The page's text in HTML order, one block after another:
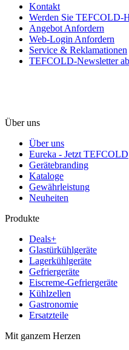
Kontakt
Werden Sie TEFCOLD-
Angebot Anfordern
Web-Login Anfordern
Service & Reklamationen
TEFCOLD-Newsletter
Über uns
Über uns
Eureka - Jetzt TEFCOLD
Gerätebranding
Kataloge
Gewährleistung
Neuheiten
Produkte
Deals+
Glastürkühlgeräte
Lagerkühlgeräte
Gefriergeräte
Eiscreme-Gefriergeräte
Kühlzellen
Gastronomie
Ersatzteile
Mit ganzem Herzen